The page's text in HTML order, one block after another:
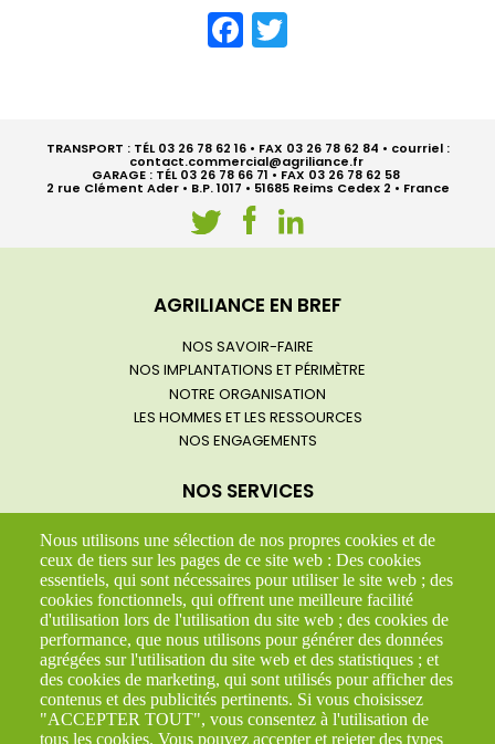
Facebook
TRANSPORT : TÉL 03 26 78 62 16 • FAX 03 26 78 62 84 • courriel :
contact.commercial@agriliance.fr
GARAGE : TÉL 03 26 78 66 71 • FAX 03 26 78 62 58
2 rue Clément Ader • B.P. 1017 • 51685 Reims Cedex 2 • France
NavigationAGRILIANCE EN BREF
NOS SAVOIR-FAIRE
NOS IMPLANTATIONS ET PÉRIMÈTRE
NOTRE ORGANISATION
LES HOMMES ET LES RESSOURCES
NOS ENGAGEMENTS
NOS SERVICES
TRANSPORT ROUTE
TRANSPORT MULTI-MODAL
ATELIERS PL/VL/SOUDURE
COMMISSIONNAIRE EN TRANSPORT
LES PRODUITS TRANSPORTÉS
AGRICULTURE & NUTRITION
CHIMIE
Nous utilisons une sélection de nos propres cookies et de
ceux de tiers sur les pages de ce site web : Des cookies
essentiels, qui sont nécessaires pour utiliser le site web ; des
cookies fonctionnels, qui offrent une meilleure facilité
d'utilisation lors de l'utilisation du site web ; des cookies de
performance, que nous utilisons pour générer des données
agrégées sur l'utilisation du site web et des statistiques ; et
des cookies de marketing, qui sont utilisés pour afficher des
contenus et des publicités pertinents. Si vous choisissez
"ACCEPTER TOUT", vous consentez à l'utilisation de
tous les cookies. Vous pouvez accepter et rejeter des types